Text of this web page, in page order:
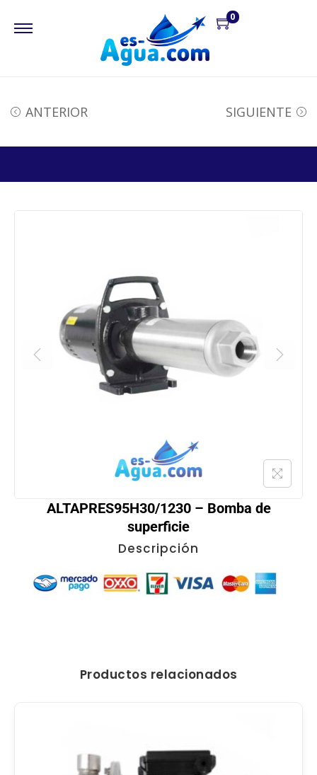
0
ANTERIOR SIGUIENTE
ALTAPRES95H30/1230 – Bomba de
superficie
Descripción
Productos relacionados